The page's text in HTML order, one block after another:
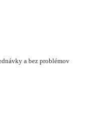
a bez problémov